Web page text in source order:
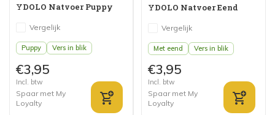
YDOLO Natvoer Puppy
Vergelijk
Puppy Vers in blik
€3,95
Incl. btw
Spaar met My
Loyalty
YDOLO Natvoer Eend
Vergelijk
Met eend Vers in blik
€3,95
Incl. btw
Spaar met My
Loyalty